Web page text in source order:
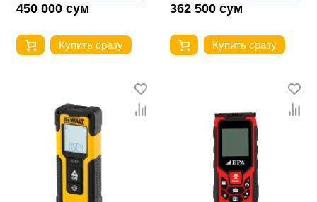
450 000 сум
Купить сразу
362 500 сум
Купить сразу